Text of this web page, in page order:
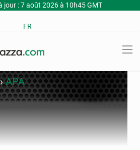
jour : 7 août 2026 à 10h45 GMT
FR
APA